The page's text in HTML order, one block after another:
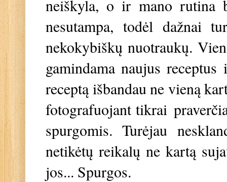
neiškyla, o ir mano rutina
nesutampa, todėl dažnai
nekokybiškų nuotraukų.
gamindama naujus
receptą išbandau ne vieną
fotografuojant tikrai
spurgomis. Turėjau
netikėtų reikalų ne kartą
jos... Spurgos.